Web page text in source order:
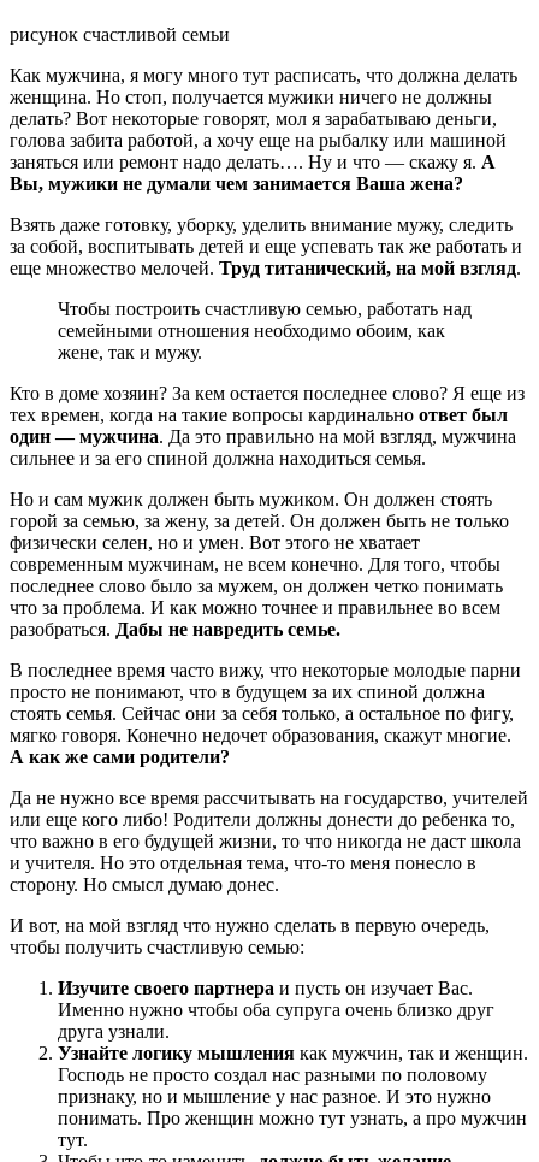
рисунок счастливой семьи
Как мужчина, я могу много тут расписать, что должна делать
женщина. Но стоп, получается мужики ничего не должны
делать? Вот некоторые говорят, мол я зарабатываю деньги,
голова забита работой, а хочу еще на рыбалку или машиной
заняться или ремонт надо делать…. Ну и что — скажу я. А
Вы, мужики не думали чем занимается Ваша жена?
Взять даже готовку, уборку, уделить внимание мужу, следить
за собой, воспитывать детей и еще успевать так же работать и
еще множество мелочей. Труд титанический, на мой взгляд.
Чтобы построить счастливую семью, работать над
семейными отношения необходимо обоим, как
жене, так и мужу.
Кто в доме хозяин? За кем остается последнее слово? Я еще из
тех времен, когда на такие вопросы кардинально ответ был
один — мужчина. Да это правильно на мой взгляд, мужчина
сильнее и за его спиной должна находиться семья.
Но и сам мужик должен быть мужиком. Он должен стоять
горой за семью, за жену, за детей. Он должен быть не только
физически селен, но и умен. Вот этого не хватает
современным мужчинам, не всем конечно. Для того, чтобы
последнее слово было за мужем, он должен четко понимать
что за проблема. И как можно точнее и правильнее во всем
разобраться. Дабы не навредить семье.
В последнее время часто вижу, что некоторые молодые парни
просто не понимают, что в будущем за их спиной должна
стоять семья. Сейчас они за себя только, а остальное по фигу,
мягко говоря. Конечно недочет образования, скажут многие.
А как же сами родители?
Да не нужно все время рассчитывать на государство, учителей
или еще кого либо! Родители должны донести до ребенка то,
что важно в его будущей жизни, то что никогда не даст школа
и учителя. Но это отдельная тема, что-то меня понесло в
сторону. Но смысл думаю донес.
И вот, на мой взгляд что нужно сделать в первую очередь,
чтобы получить счастливую семью:
Изучите своего партнера и пусть он изучает Вас.
Именно нужно чтобы оба супруга очень близко друг
друга узнали.
Узнайте логику мышления как мужчин, так и женщин.
Господь не просто создал нас разными по половому
признаку, но и мышление у нас разное. И это нужно
понимать. Про женщин можно тут узнать, а про мужчин
тут.